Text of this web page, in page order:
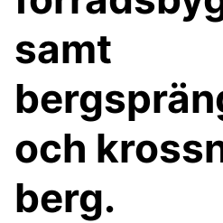
samt
och
berg.